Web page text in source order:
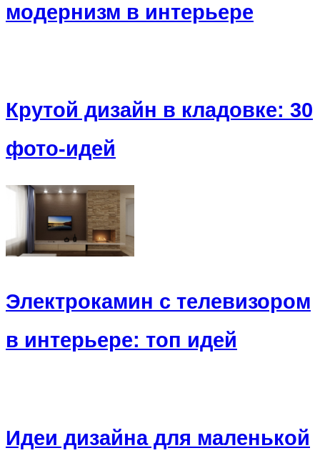
модернизм в интерьере
Крутой дизайн в кладовке: 30
фото-идей
Электрокамин с телевизором
в интерьере: топ идей
Идеи дизайна для маленькой